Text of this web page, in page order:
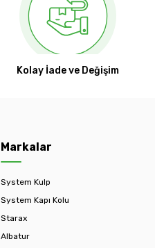
Kolay İade ve Değişim
Markalar
System Kulp
System Kapı Kolu
Starax
Albatur